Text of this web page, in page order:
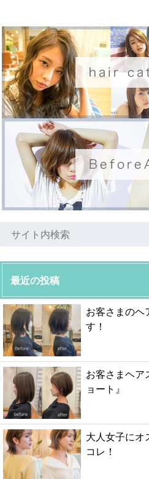
最近の投稿
お客さまのヘ
す！
お客さまヘア
ョート』
大人女子にオ
コレ！